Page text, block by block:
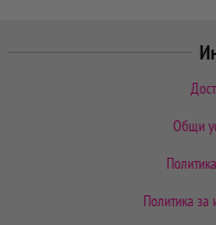
Общи
Политика за